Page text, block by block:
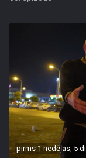
pirms 1 nedēļas, 5